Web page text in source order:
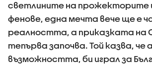
светлините на прожекторите
фенове, една мечта вече ще е
реалността, а приказката на
тепърва започва. Той казва, че
възможността, би играл за